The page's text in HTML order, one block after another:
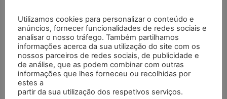
Capacidade de leitura
Faixa de tara Toda a faixa
Tempo de estabilização Ajustável
Unidades kg / lb
Utilizamos cookies para personalizar o conteúdo e
anúncios, fornecer funcionalidades de redes sociais e
analisar o nosso tráfego. Também partilhamos
informações acerca da sua utilização do site com os
nossos parceiros de redes sociais, de publicidade e
de análise, que as podem combinar com outras
informações que lhes forneceu ou recolhidas por
estes a
partir da sua utilização dos respetivos serviços.